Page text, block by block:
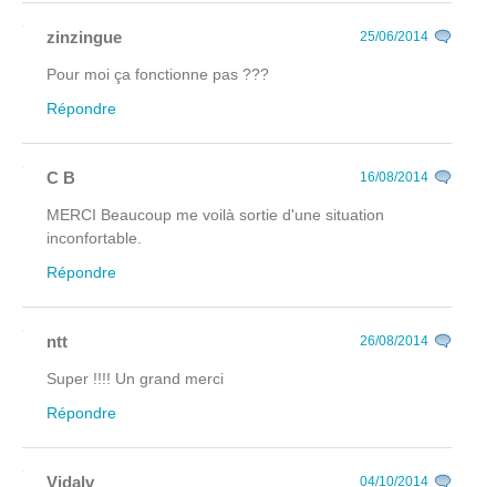
zinzingue 25/06/2014
Pour moi ça fonctionne pas ???
Répondre
C B 16/08/2014
MERCI Beaucoup me voilà sortie d'une situation
inconfortable.
Répondre
ntt 26/08/2014
Super !!!! Un grand merci
Répondre
Vidalv 04/10/2014